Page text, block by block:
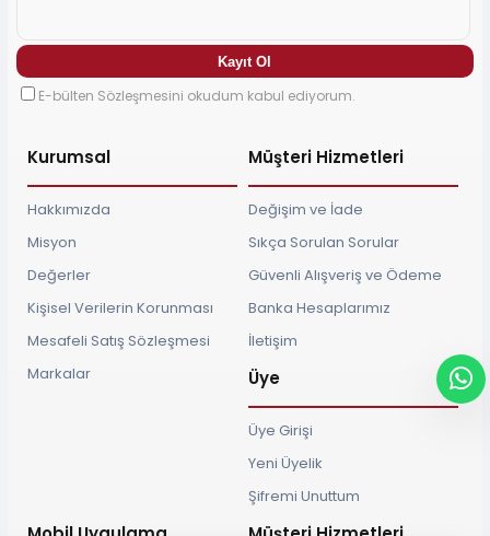
E-bülten Sözleşmesini okudum kabul ediyorum.
Kurumsal
Hakkımızda
Misyon
Değerler
Kişisel Verilerin Korunması
Mesafeli Satış Sözleşmesi
Markalar
Müşteri Hizmetleri
Değişim ve İade
Sıkça Sorulan Sorular
Güvenli Alışveriş ve Ödeme
Banka Hesaplarımız
İletişim
Üye
Üye Girişi
Yeni Üyelik
Şifremi Unuttum